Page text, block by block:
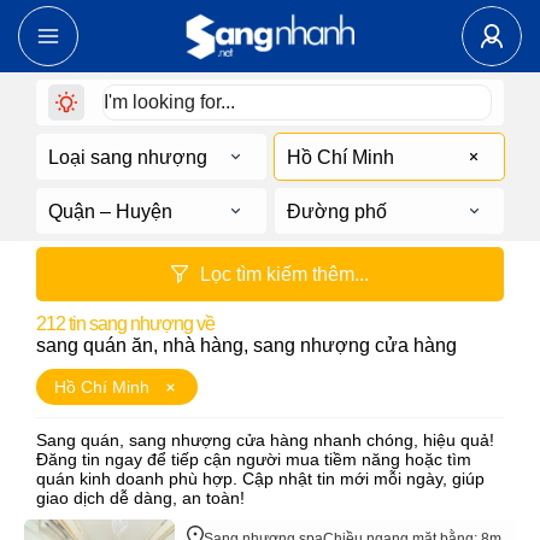
Loại sang nhượng Hồ Chí Minh
Quận – Huyện Đường phố
Lọc tìm kiếm thêm...
212tin sang nhượng về
sang quán ăn, nhà hàng, sang nhượng cửa hàng
Hồ Chí Minh
Sang quán, sang nhượng cửa hàng nhanh chóng, hiệu quả!
Đăng tin ngay để tiếp cận người mua tiềm năng hoặc tìm
quán kinh doanh phù hợp. Cập nhật tin mới mỗi ngày, giúp
giao dịch dễ dàng, an toàn!